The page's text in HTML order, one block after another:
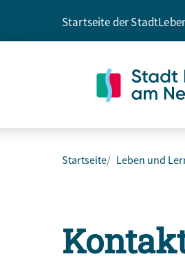
Startseite der Stadt
Startseite Leben und